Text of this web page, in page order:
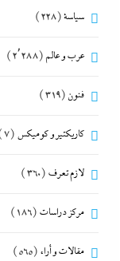
سياسة(228)
عرب و عالم (2٬288)
فنون (319)
كاريكتير و كوميكس (7)
لازم تعرف (360)
مركز دراسات (186)
مقالات و أراء (565)